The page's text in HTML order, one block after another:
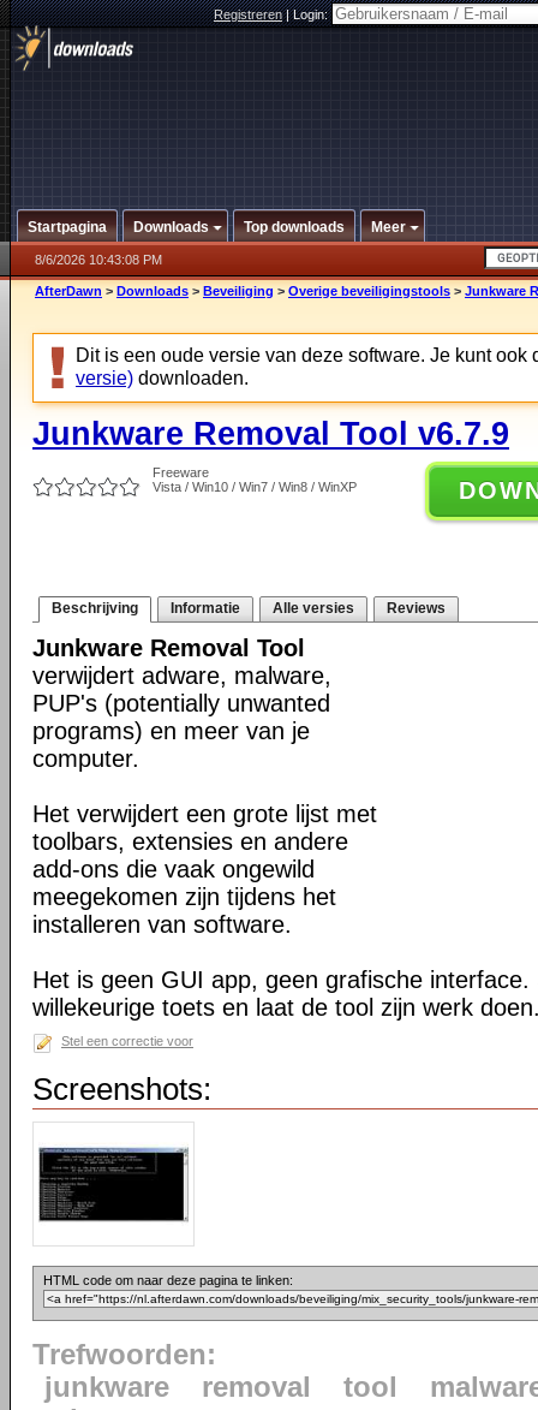
Registreren|Login:
Startpagina Downloads Top downloads Meer
8/6/2026 10:43:08 PM
AfterDawn > Downloads > Beveiliging > Overige beveiligingstools > Junkware
Dit is een oude versie van deze software. Je kunt ook
versie) downloaden.
Junkware Removal Tool v6.7.9
Freeware
Vista / Win10 / Win7 / Win8 / WinXP
Beschrijving Informatie Alle versies Reviews
Junkware Removal Tool
verwijdert adware, malware,
PUP's (potentially unwanted
programs) en meer van je
computer.
Het verwijdert een grote lijst met
toolbars, extensies en andere
add-ons die vaak ongewild
meegekomen zijn tijdens het
installeren van software.
Het is geen GUI app, geen grafische
willekeurige toets en laat de tool zijn werk
Stel een correctie voor
Screenshots:
HTML code om naar deze pagina te linken:
Trefwoorden:
junkware
removal tool